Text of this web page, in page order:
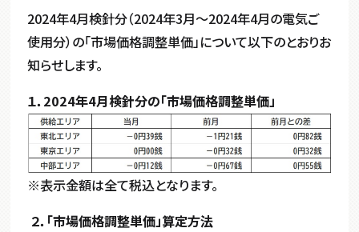
2024年4月検針分（2024年3月～2024年4月の電気ご
使用分）の「市場価格調整単価」について以下のとおりお
知らせします。
１．2024年4月検針分の「市場価格調整単価」
※表示金額は全て税込となります。
２．「市場価格調整単価」算定方法